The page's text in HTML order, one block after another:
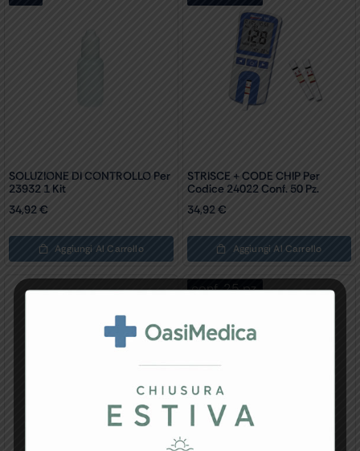
SOLUZIONE DI CONTROLLO Per
23932 1 Kit
34,92€
Aggiungi Al Carrello
STRISCE + CODE CHIP Per
Codice 24022 Conf. 50 Pz.
34,92€
Aggiungi Al Carrello
conf. 25 pz.